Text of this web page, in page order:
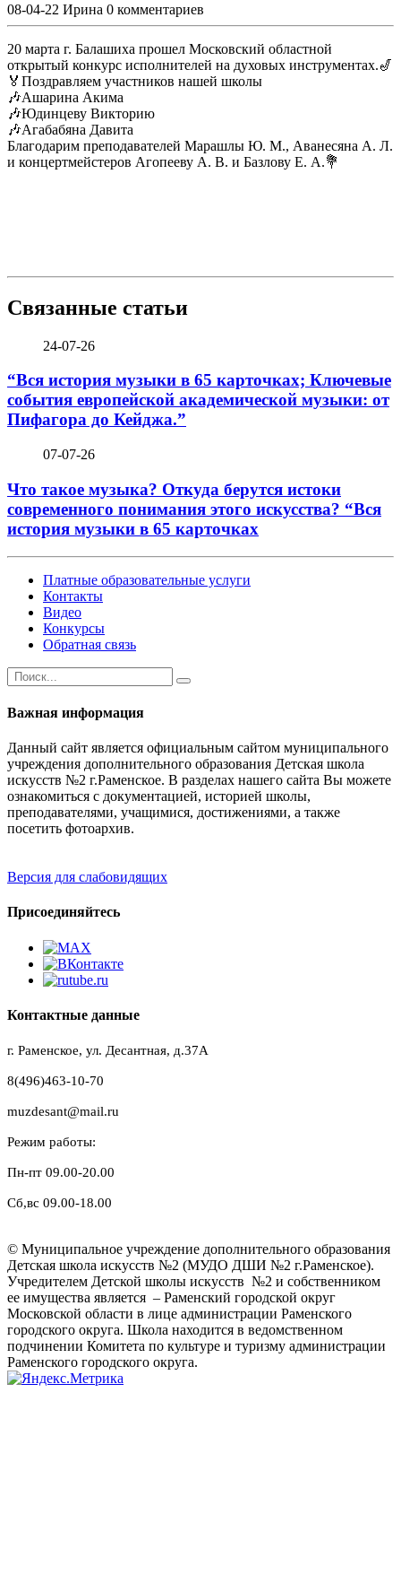
08-04-22 Ирина 0 комментариев
20 марта г. Балашиха прошел Московский областной
открытый конкурс исполнителей на духовых инструментах.🎷
🏅Поздравляем участников нашей школы
🎶Ашарина Акима
🎶Юдинцеву Викторию
🎶Агабабяна Давита
Благодарим преподавателей Марашлы Ю. М., Аванесяна А. Л.
и концертмейстеров Агопееву А. В. и Базлову Е. А.💐
Связанные статьи
24-07-26
“Вся история музыки в 65 карточках; Ключевые
события европейской академической музыки: от
Пифагора до Кейджа.”
07-07-26
Что такое музыка? Откуда берутся истоки
современного понимания этого искусства? “Вся
история музыки в 65 карточках
Платные образовательные услуги
Контакты
Видео
Конкурсы
Обратная связь
Важная информация
Данный сайт является официальным сайтом муниципального
учреждения дополнительного образования Детская школа
искусств №2 г.Раменское. В разделах нашего сайта Вы можете
ознакомиться с документацией, историей школы,
преподавателями, учащимися, достижениями, а также
посетить фотоархив.
Версия для слабовидящих
Присоединяйтесь
Контактные данные
г. Раменское, ул. Десантная, д.37A
8(496)463-10-70
muzdesant@mail.ru
Режим работы:
Пн-пт 09.00-20.00
Сб,вс 09.00-18.00
© Муниципальное учреждение дополнительного образования
Детская школа искусств №2 (МУДО ДШИ №2 г.Раменское).
Учредителем Детской школы искусств №2 и собственником
ее имущества является – Раменский городской округ
Московской области в лице администрации Раменского
городского округа. Школа находится в ведомственном
подчинении Комитета по культуре и туризму администрации
Раменского городского округа.